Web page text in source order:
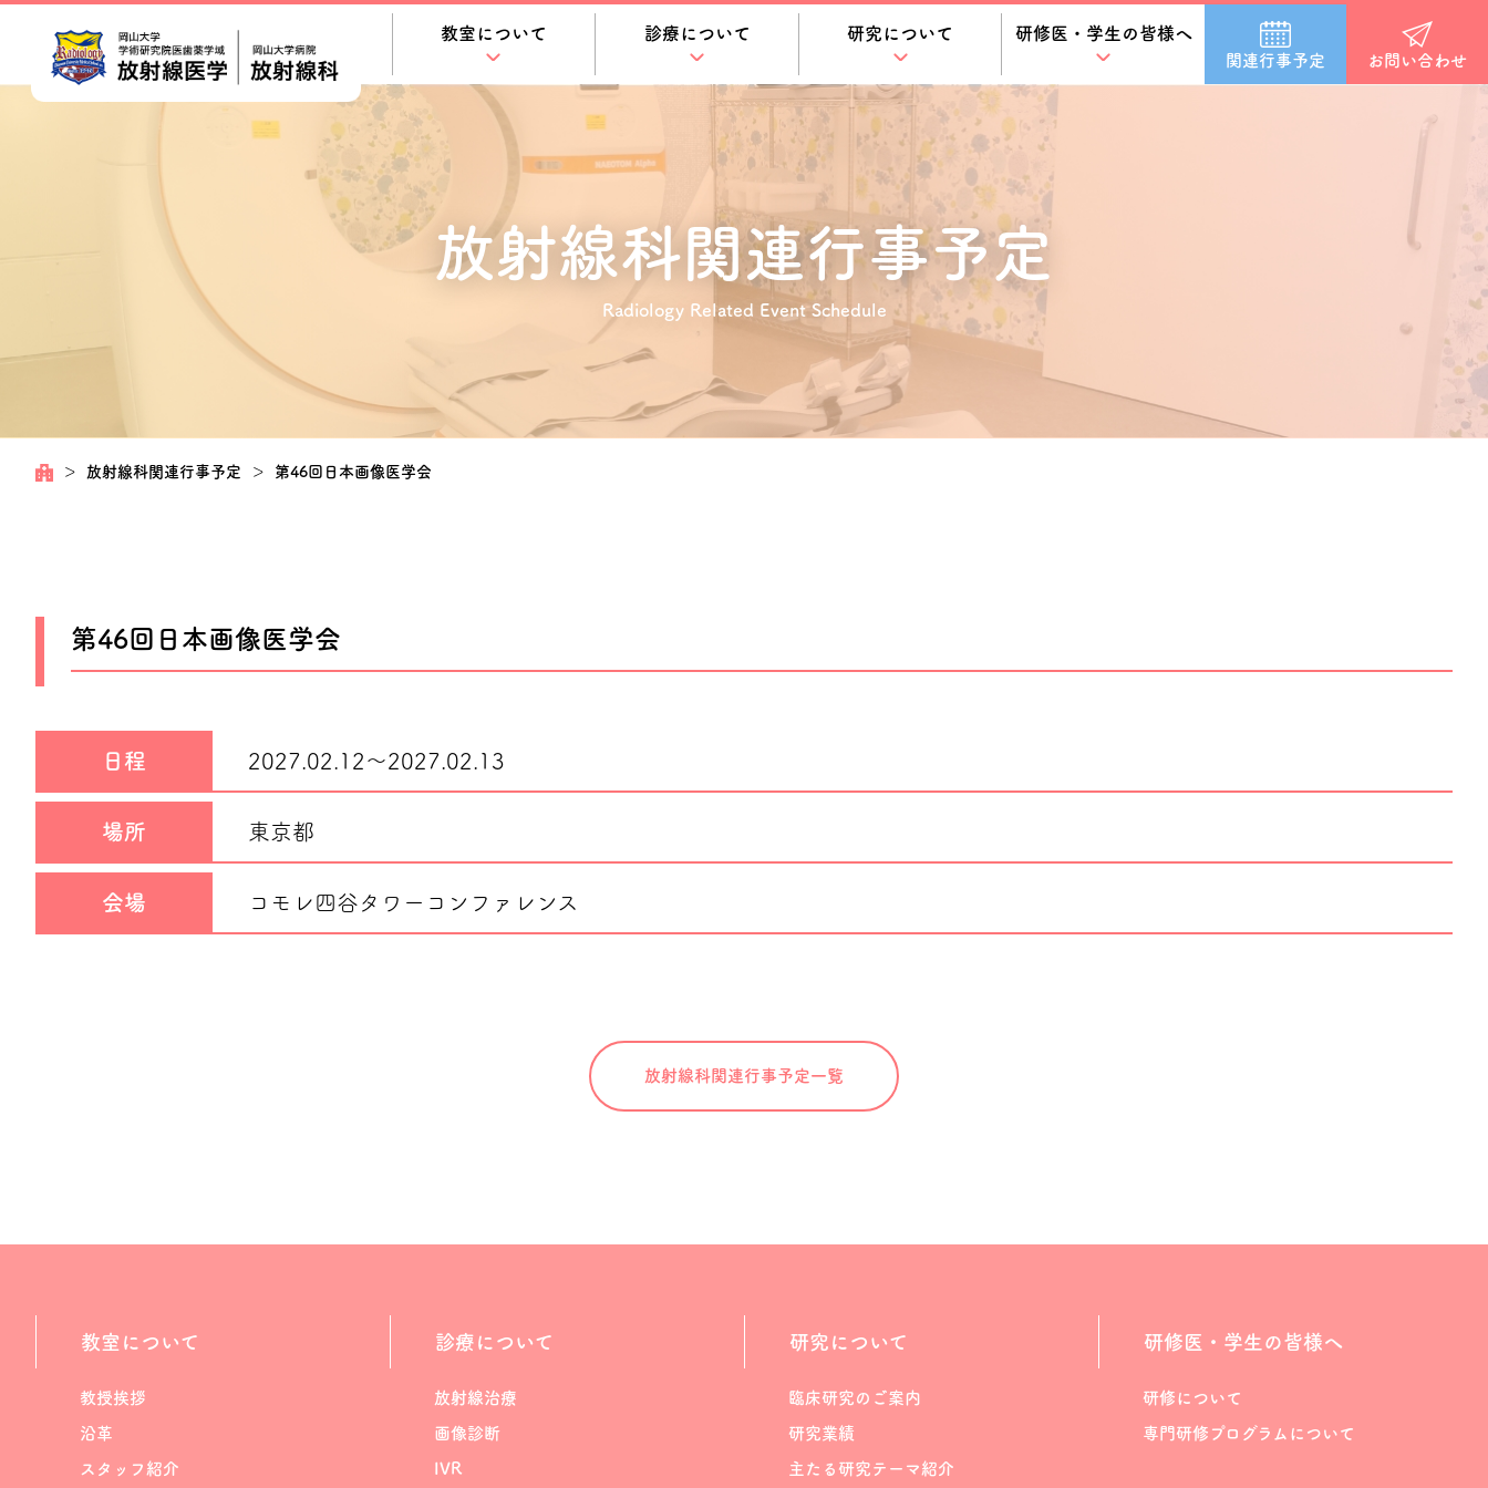
教室について 診療について 研究について 研修医・学生の皆様へ
関連行事予定 お問い合わせ
放射線科関連行事予定
Radiology Related Event Schedule
＞ 放射線科関連行事予定 ＞ 第46回日本画像医学会
第46回日本画像医学会
日程 2027.02.12～2027.02.13
場所 東京都
会場 コモレ四谷タワーコンファレンス
放射線科関連行事予定一覧
教室について
教授挨拶
沿革
スタッフ紹介
診療について
放射線治療
画像診断
IVR
研究について
臨床研究のご案内
研究業績
主たる研究テーマ紹介
研修医・学生の皆様へ
研修について
専門研修プログラムについて